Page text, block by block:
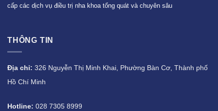
cấp các dịch vụ điều trị nha khoa tổng quát và chuyên sâu
THÔNG TIN
Địa chỉ: 326 Nguyễn Thị Minh Khai, Phường Bàn Cơ, Thành phố
Hồ Chí Minh
Hotline: 028 7305 8999